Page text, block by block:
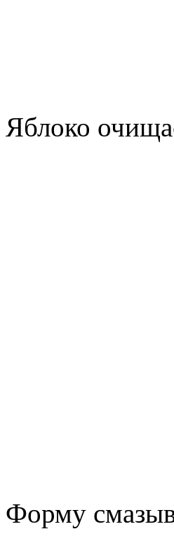
Яблоко
Форму